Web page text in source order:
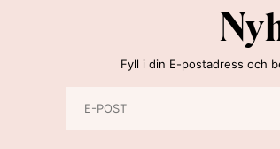
Fyll i din E-postadress och